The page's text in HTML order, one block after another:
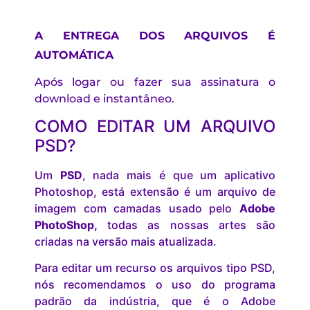
A ENTREGA DOS ARQUIVOS É
AUTOMÁTICA
Após logar ou fazer sua assinatura o
download e instantâneo.
COMO EDITAR UM ARQUIVO
PSD?
Um PSD, nada mais é que um aplicativo
Photoshop, está extensão é um arquivo de
imagem com camadas usado pelo Adobe
PhotoShop, todas as nossas artes são
criadas na versão mais atualizada.
Para editar um recurso os arquivos tipo PSD,
nós recomendamos o uso do programa
padrão da indústria, que é o Adobe